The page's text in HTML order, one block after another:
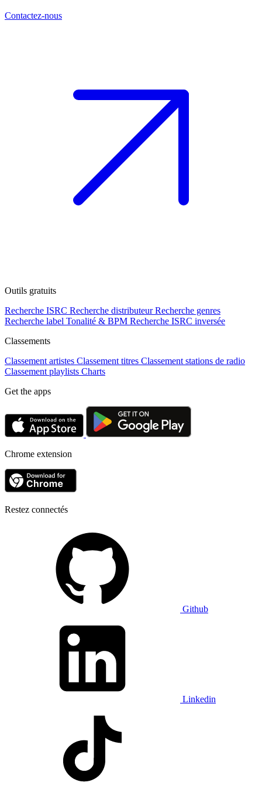
Contactez-nous
Outils gratuits
Recherche ISRC Recherche distributeur Recherche genres
Recherche label Tonalité & BPM Recherche ISRC inversée
Classements
Classement artistes Classement titres Classement stations de radio
Classement playlists Charts
Get the apps
Chrome extension
Restez connectés
Github
Linkedin